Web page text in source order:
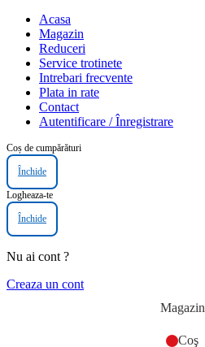
Acasa
Magazin
Reduceri
Service trotinete
Intrebari frecvente
Plata in rate
Contact
Autentificare / Înregistrare
Coș de cumpărături
Închide
Logheaza-te
Închide
Nu ai cont ?
Creaza un cont
Magazin
Coş